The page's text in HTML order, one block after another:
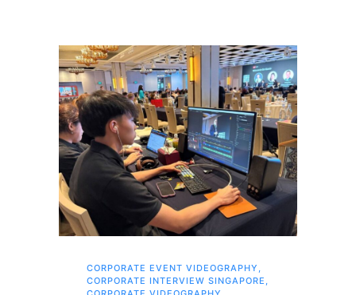
CORPORATE EVENT VIDEOGRAPHY ,
CORPORATE INTERVIEW SINGAPORE ,